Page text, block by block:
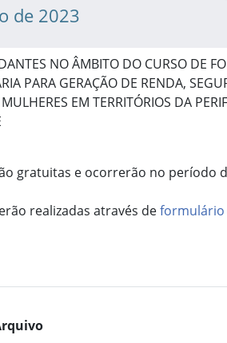
de 2023
NO ÂMBITO DO CURSO DE
PARA GERAÇÃO DE RENDA,
EM TERRITÓRIOS DA
gratuitas e ocorrerão no período
realizadas através deformulário